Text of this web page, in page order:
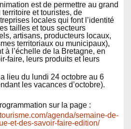
est de permettre au grand
et touristes, de
locales qui font l’identité
tailles et tous secteurs
artisans, producteurs locaux,
territoriaux ou municipaux),
à l’échelle de la Bretagne, en
faire, leurs produits et leurs
lieu du lundi 24 octobre au 6
les vacances d’octobre).
sur la page :
agenda/semaine-de-
et-des-savoir-faire-edition/